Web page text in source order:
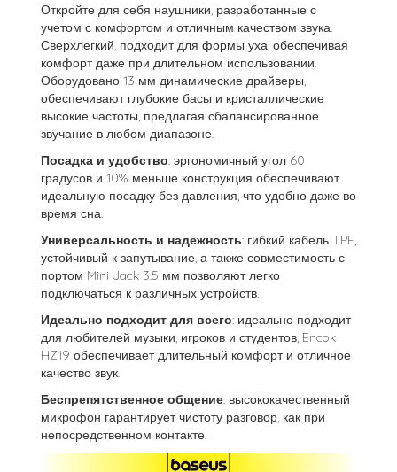
Откройте для себя наушники, разработанные с
учетом с комфортом и отличным качеством звука.
Сверхлегкий, подходит для формы уха, обеспечивая
комфорт даже при длительном использовании.
Оборудовано 13 мм динамические драйверы,
обеспечивают глубокие басы и кристаллические
высокие частоты, предлагая сбалансированное
звучание в любом диапазоне.
Посадка и удобство: эргономичный угол 60
градусов и 10% меньше конструкция обеспечивают
идеальную посадку без давления, что удобно даже во
время сна.
Универсальность и надежность: гибкий кабель TPE,
устойчивый к запутывание, а также совместимость с
портом Mini Jack 3.5 мм позволяют легко
подключаться к различных устройств.
Идеально подходит для всего: идеально подходит
для любителей музыки, игроков и студентов, Encok
HZ19 обеспечивает длительный комфорт и отличное
качество звук.
Беспрепятственное общение: высококачественный
микрофон гарантирует чистоту разговор, как при
непосредственном контакте.